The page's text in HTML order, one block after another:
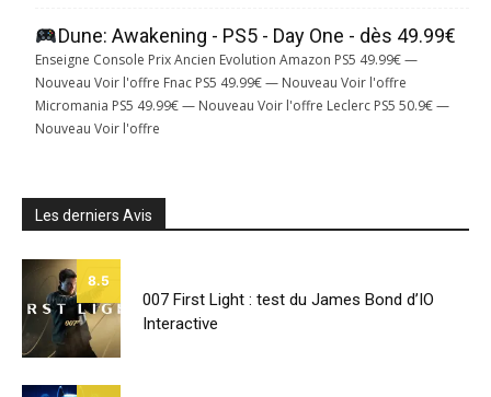
Dune: Awakening - PS5 - Day One - dès 49.99€
Enseigne Console Prix Ancien Evolution Amazon PS5 49.99€ —
Nouveau Voir l'offre Fnac PS5 49.99€ — Nouveau Voir l'offre
Micromania PS5 49.99€ — Nouveau Voir l'offre Leclerc PS5 50.9€ —
Nouveau Voir l'offre
Les derniers Avis
8.5
007 First Light : test du James Bond d’IO
Interactive